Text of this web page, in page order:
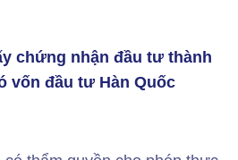
chứng nhận đầu tư thành
vốn đầu tư Hàn Quốc